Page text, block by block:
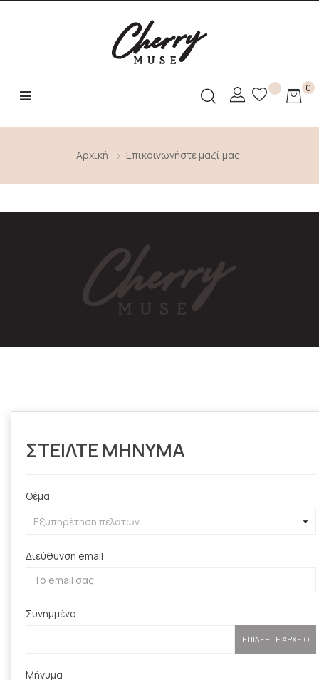
Toggle
☰ 0
Αρχική Επικοινωνήστε μαζί μας
ΣΤΕΙΛΤΕ ΜΗΝΥΜΑ
Θέμα
Διεύθυνση email
Συνημμένο
ΕΠΙΛΈΞΤΕ ΑΡΧΕΊΟ
Μήνυμα